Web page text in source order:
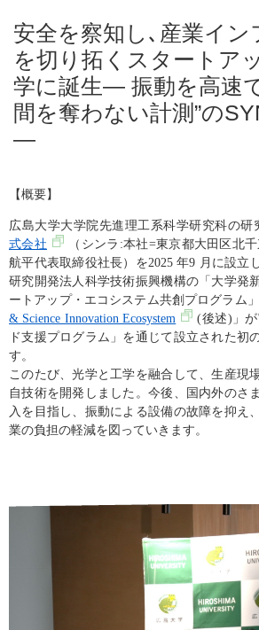
安全を察知し､産業イン
を切り拓くスタートア
学に誕生— 振動を高速
間を奪わない計測”の
—
【概要】
広島大学大学院先進理工系科学研究科の研
式会社
（シンラ :本社=東京都大田区北
航平代表取締役社長）を2025 年9 月に設立
研究開発法人科学技術振興機構の「大学発
ートアップ・エコシステム共創プログラム
& Science Innovation Ecosystem
(後述) 」
ド支援プログラム」を通じて設立された初
す。
このたび、光学と工学を融合して、生産現
自技術を開発しました。今後、国内外のさ
入を目指し、振動による設備の故障を抑え
業の負担の軽減を図っていきます。